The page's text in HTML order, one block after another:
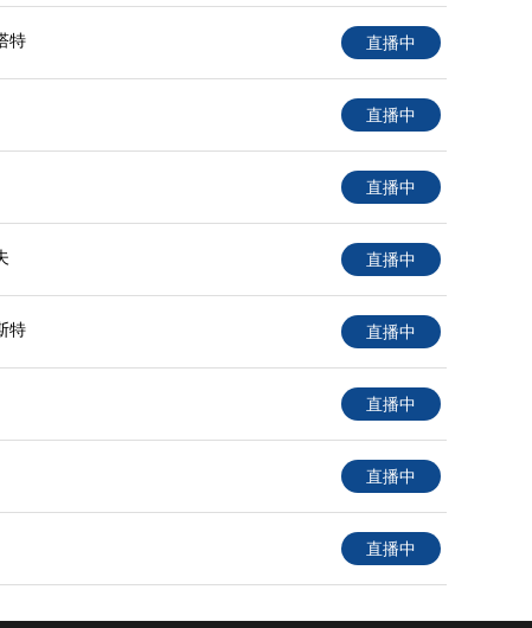
特 直播中
直播中
直播中
直播中
特 直播中
直播中
直播中
直播中